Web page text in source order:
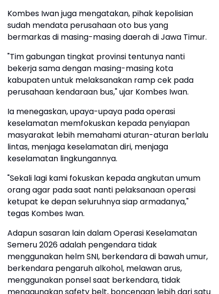
Kombes Iwan juga mengatakan, pihak kepolisian
sudah mendata perusahaan oto bus yang
bermarkas di masing-masing daerah di Jawa Timur.
"Tim gabungan tingkat provinsi tentunya nanti
bekerja sama dengan masing-masing kota
kabupaten untuk melaksanakan ramp cek pada
perusahaan kendaraan bus," ujar Kombes Iwan.
Ia menegaskan, upaya-upaya pada operasi
keselamatan memfokuskan kepada penyiapan
masyarakat lebih memahami aturan-aturan berlalu
lintas, menjaga keselamatan diri, menjaga
keselamatan lingkungannya.
"Sekali lagi kami fokuskan kepada angkutan umum
orang agar pada saat nanti pelaksanaan operasi
ketupat ke depan seluruhnya siap armadanya,"
tegas Kombes Iwan.
Adapun sasaran lain dalam Operasi Keselamatan
Semeru 2026 adalah pengendara tidak
menggunakan helm SNI, berkendara di bawah umur,
berkendara pengaruh alkohol, melawan arus,
menggunakan ponsel saat berkendara, tidak